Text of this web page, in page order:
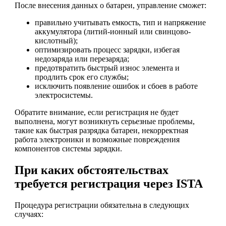
После внесения данных о батареи, управление сможет:
правильно учитывать емкость, тип и напряжение
аккумулятора (литий-ионный или свинцово-
кислотный);
оптимизировать процесс зарядки, избегая
недозаряда или перезаряда;
предотвратить быстрый износ элемента и
продлить срок его службы;
исключить появление ошибок и сбоев в работе
электросистемы.
Обратите внимание, если регистрация не будет
выполнена, могут возникнуть серьезные проблемы,
такие как быстрая разрядка батареи, некорректная
работа электроники и возможные повреждения
компонентов системы зарядки.
При каких обстоятельствах
требуется регистрация через ISTA
Процедура регистрации обязательна в следующих
случаях: